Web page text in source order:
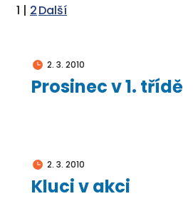
1 | 2Další
2. 3. 2010
Prosinec v 1. třídě
2. 3. 2010
Kluci v akci